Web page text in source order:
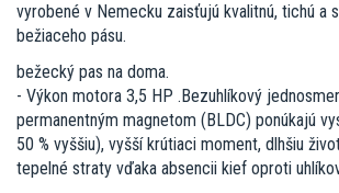
vyrobené v Nemecku zaisťujú kvalitnú, tichú a
bežiaceho pásu.
bežecký pas na doma.
- Výkon motora 3,5 HP .Bezuhlíkový
permanentným magnetom (BLDC) ponúkajú
50 % vyššiu), vyšší krútiaci moment, dlhšiu
tepelné straty vďaka absencii kief oproti